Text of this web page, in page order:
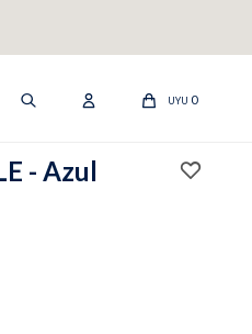
UYU 0
- Azul